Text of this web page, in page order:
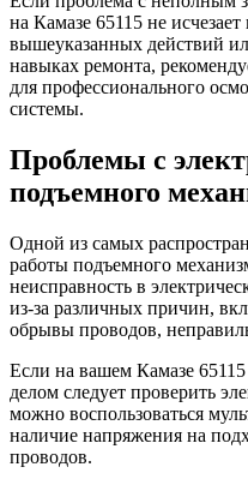
на Камазе 65115 не
вышеуказанных действий
навыках ремонта,
для профессионального
системы.
Проблемы с
подъемного
Одной из самых
работы подъемного
неисправность в
из-за различных причин,
обрывы проводов,
Если на вашем Камазе
делом следует проверить
можно воспользоваться
наличие напряжения на
проводов.